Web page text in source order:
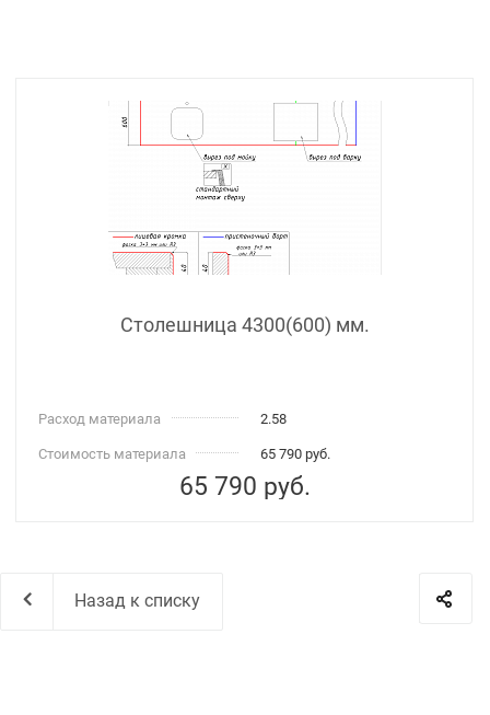
Столешница 4300(600) мм.
Расход материала 2.58
Стоимость материала 65 790 руб.
65 790 руб.
Назад к списку